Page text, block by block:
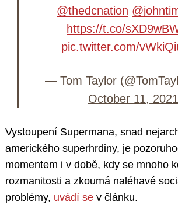
@thedcnation
https://t.co/
pic.twitter.com/
— Tom Taylor
October 11, 2021
Vystoupení Supermana, snad
amerického superhrdiny, je
momentem i v době, kdy se mnoho
rozmanitosti a zkoumá naléhavé
problémy, uvádí se v článku.